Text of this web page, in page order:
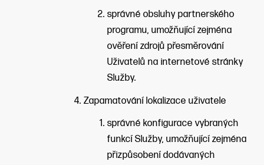
správné obsluhy partnerského
programu, umožňující zejména
ověření zdrojů přesměrování
Uživatelů na internetové stránky
Služby.
Zapamatování lokalizace uživatele
správné konfigurace vybraných
funkcí Služby, umožňující zejména
přizpůsobení dodávaných